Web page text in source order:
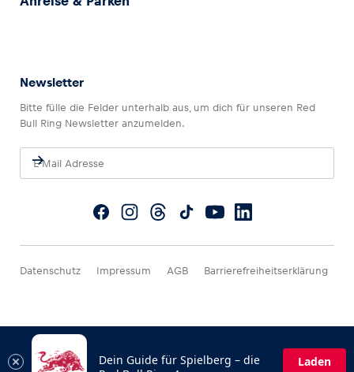
Newsletter
Bitte fülle die Felder unterhalb aus, um dich für unseren Red
Bull Ring Newsletter anzumelden.
Datenschutz Impressum AGB Barrierefreiheitserklärung
Dein Guide für Spielberg – die
Laden